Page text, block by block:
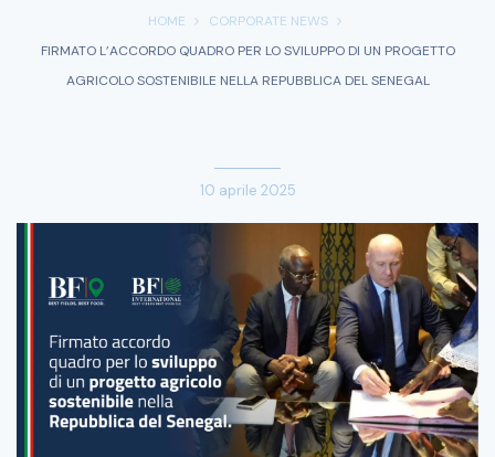
HOME
CORPORATE NEWS
FIRMATO L’ACCORDO QUADRO PER LO SVILUPPO DI UN PROGETTO
AGRICOLO SOSTENIBILE NELLA REPUBBLICA DEL SENEGAL
10 aprile 2025